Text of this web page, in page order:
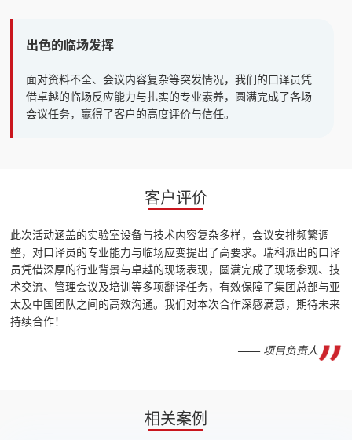
出色的临场发挥
面对资料不全、会议内容复杂等突发情况，我们的口译员凭
借卓越的临场反应能力与扎实的专业素养，圆满完成了各场
会议任务，赢得了客户的高度评价与信任。
客户评价
此次活动涵盖的实验室设备与技术内容复杂多样，会议安排频繁调
整，对口译员的专业能力与临场应变提出了高要求。瑞科派出的口译
员凭借深厚的行业背景与卓越的现场表现，圆满完成了现场参观、技
术交流、管理会议及培训等多项翻译任务，有效保障了集团总部与亚
太及中国团队之间的高效沟通。我们对本次合作深感满意，期待未来
持续合作！
—— 项目负责人
相关案例